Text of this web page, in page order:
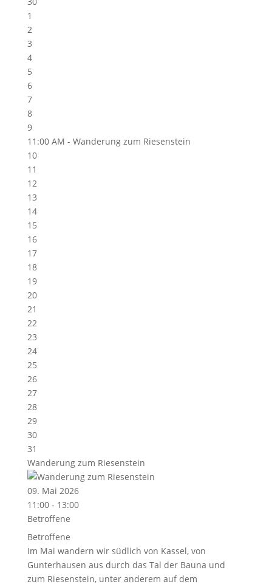
1
2
3
4
5
6
7
8
9
11:00 AM - Wanderung zum Riesenstein
10
11
12
13
14
15
16
17
18
19
20
21
22
23
24
25
26
27
28
29
30
31
Wanderung zum Riesenstein
09. Mai 2026
11:00 - 13:00
Betroffene
Betroffene
Im Mai wandern wir südlich von Kassel, von
Gunterhausen aus durch das Tal der Bauna und
zum Riesenstein, unter anderem auf dem